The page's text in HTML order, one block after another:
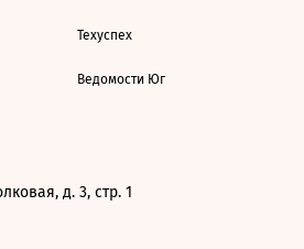
Техуспех
Ведомости Юг
д. 3, стр. 1